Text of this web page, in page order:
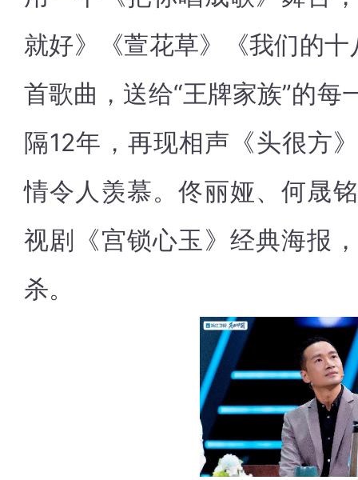
就好》《萱花草》《我们的
首歌曲，送给“王牌家族”的每
隔12年，再现相声《头很方
情令人羡慕。佟丽娅、何晟
视剧《宫锁心玉》经典海报
杀。